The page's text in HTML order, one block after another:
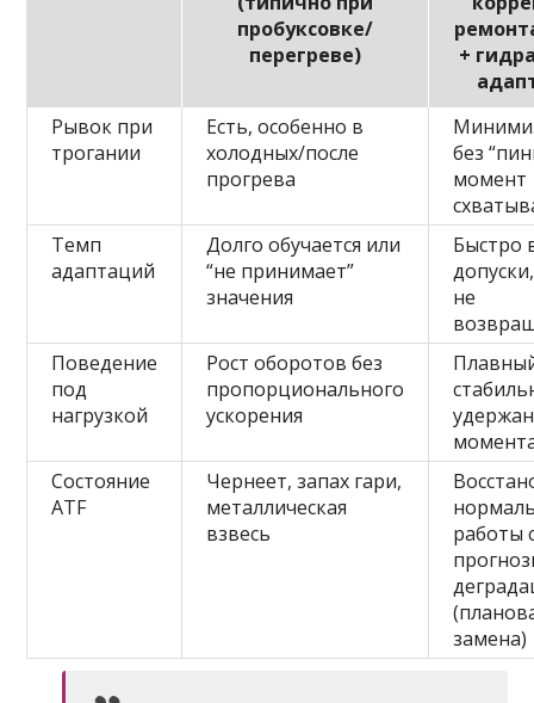
пробуксовке/
перегреве)
+
Рывок при
трогании
Есть, особенно в
холодных/после
прогрева
без
момент
Темп
адаптаций
Долго обучается или
“не принимает”
значения
Быстро
не
Поведение
под
нагрузкой
Рост оборотов без
пропорционального
ускорения
Состояние
ATF
Чернеет, запах гари,
металлическая
взвесь
работы
замена)